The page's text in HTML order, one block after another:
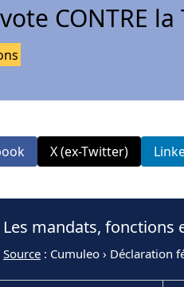
CONTRE
X (ex-Twitter)
Les mandats, fonctions
Source : Cumuleo › Déclaration